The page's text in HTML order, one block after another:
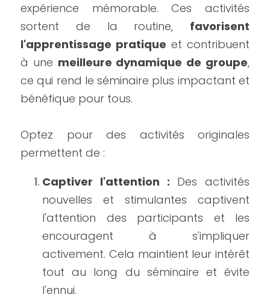
expérience mémorable. Ces activités
sortent de la routine, favorisent
l'apprentissage pratique et contribuent
à une meilleure dynamique de groupe,
ce qui rend le séminaire plus impactant et
bénéfique pour tous.
Optez pour des activités originales
permettent de :
Captiver l'attention : Des activités
nouvelles et stimulantes captivent
l'attention des participants et les
encouragent à s'impliquer
activement. Cela maintient leur intérêt
tout au long du séminaire et évite
l'ennui.